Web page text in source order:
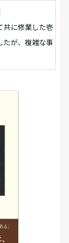
共に修業した壱
たが、複雑な事